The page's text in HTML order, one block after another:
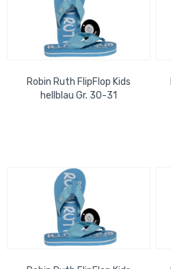
Robin Ruth FlipFlop Kids
hellblau Gr. 30-31